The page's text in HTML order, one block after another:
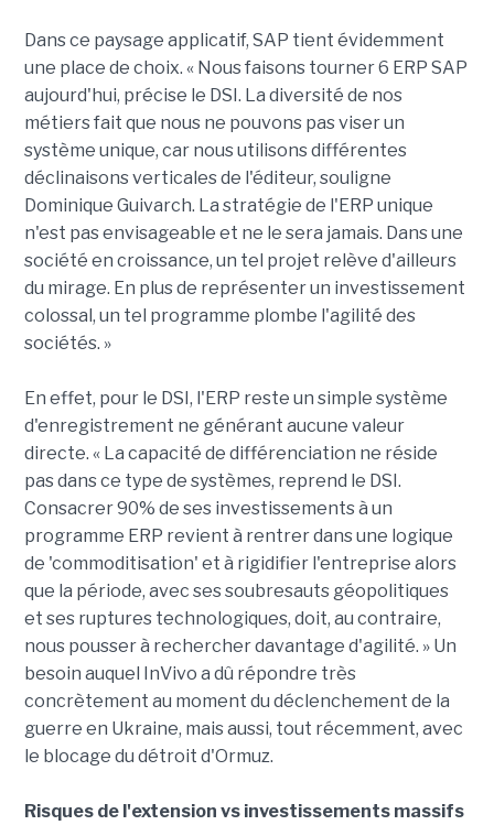
Dans ce paysage applicatif, SAP tient évidemment
une place de choix. « Nous faisons tourner 6 ERP SAP
aujourd'hui, précise le DSI. La diversité de nos
métiers fait que nous ne pouvons pas viser un
système unique, car nous utilisons différentes
déclinaisons verticales de l'éditeur, souligne
Dominique Guivarch. La stratégie de l'ERP unique
n'est pas envisageable et ne le sera jamais. Dans une
société en croissance, un tel projet relève d'ailleurs
du mirage. En plus de représenter un investissement
colossal, un tel programme plombe l'agilité des
sociétés. »
En effet, pour le DSI, l'ERP reste un simple système
d'enregistrement ne générant aucune valeur
directe. « La capacité de différenciation ne réside
pas dans ce type de systèmes, reprend le DSI.
Consacrer 90% de ses investissements à un
programme ERP revient à rentrer dans une logique
de 'commoditisation' et à rigidifier l'entreprise alors
que la période, avec ses soubresauts géopolitiques
et ses ruptures technologiques, doit, au contraire,
nous pousser à rechercher davantage d'agilité. » Un
besoin auquel InVivo a dû répondre très
concrètement au moment du déclenchement de la
guerre en Ukraine, mais aussi, tout récemment, avec
le blocage du détroit d'Ormuz.
Risques de l'extension vs investissements massifs